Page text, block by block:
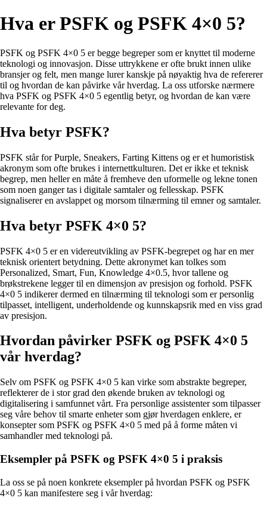
Hva er PSFK og PSFK 4×0 5?
PSFK og PSFK 4×0 5 er begge begreper som er knyttet til moderne
teknologi og innovasjon. Disse uttrykkene er ofte brukt innen ulike
bransjer og felt, men mange lurer kanskje på nøyaktig hva de refererer
til og hvordan de kan påvirke vår hverdag. La oss utforske nærmere
hva PSFK og PSFK 4×0 5 egentlig betyr, og hvordan de kan være
relevante for deg.
Hva betyr PSFK?
PSFK står for Purple, Sneakers, Farting Kittens og er et humoristisk
akronym som ofte brukes i internettkulturen. Det er ikke et teknisk
begrep, men heller en måte å fremheve den uformelle og lekne tonen
som noen ganger tas i digitale samtaler og fellesskap. PSFK
signaliserer en avslappet og morsom tilnærming til emner og samtaler.
Hva betyr PSFK 4×0 5?
PSFK 4×0 5 er en videreutvikling av PSFK-begrepet og har en mer
teknisk orientert betydning. Dette akronymet kan tolkes som
Personalized, Smart, Fun, Knowledge 4×0.5, hvor tallene og
brøkstrekene legger til en dimensjon av presisjon og forhold. PSFK
4×0 5 indikerer dermed en tilnærming til teknologi som er personlig
tilpasset, intelligent, underholdende og kunnskapsrik med en viss grad
av presisjon.
Hvordan påvirker PSFK og PSFK 4×0 5
vår hverdag?
Selv om PSFK og PSFK 4×0 5 kan virke som abstrakte begreper,
reflekterer de i stor grad den økende bruken av teknologi og
digitalisering i samfunnet vårt. Fra personlige assistenter som tilpasser
seg våre behov til smarte enheter som gjør hverdagen enklere, er
konsepter som PSFK og PSFK 4×0 5 med på å forme måten vi
samhandler med teknologi på.
Eksempler på PSFK og PSFK 4×0 5 i praksis
La oss se på noen konkrete eksempler på hvordan PSFK og PSFK
4×0 5 kan manifestere seg i vår hverdag: